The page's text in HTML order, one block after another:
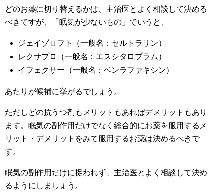
どのお薬に切り替えるかは、主治医とよく相談して決める
べきですが、「眠気が少ないもの」でいうと、
ジェイゾロフト（一般名：セルトラリン）
レクサプロ（一般名：エスシタロプラム）
イフェクサー（一般名：ベンラファキシン）
あたりが候補に挙がるでしょう。
ただしどの抗うつ剤もメリットもあればデメリットもあり
ます。眠気の副作用だけでなく総合的にお薬を服用するメ
リット・デメリットをみて服用するお薬は決めるべきで
す。
眠気の副作用だけに捉われず、主治医とよく相談して決め
るようにしましょう。